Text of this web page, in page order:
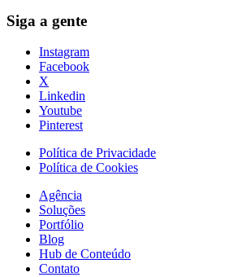
Siga a gente
Instagram
Facebook
X
Linkedin
Youtube
Pinterest
Política de Privacidade
Política de Cookies
Agência
Soluções
Portfólio
Blog
Hub de Conteúdo
Contato